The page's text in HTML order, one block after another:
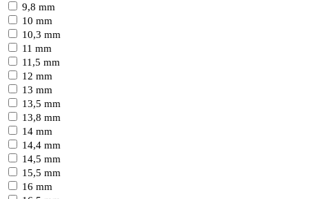
9,8 mm
10 mm
10,3 mm
11 mm
11,5 mm
12 mm
13 mm
13,5 mm
13,8 mm
14 mm
14,4 mm
14,5 mm
15,5 mm
16 mm